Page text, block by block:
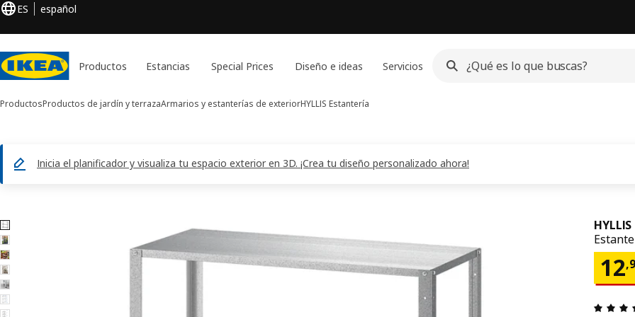
ES español
Productos Estancias Special Prices Diseño e ideas Servicios
ProductosProductos de jardín y terrazaArmarios y estanterías de exteriorHYLLIS Estantería
Inicia el planificador y visualiza tu espacio exterior en 3D. ¡Crea tu diseño personalizado ahora!
Imágenes de 7 HYLLIS
imágenes
HYLLIS
12,
El